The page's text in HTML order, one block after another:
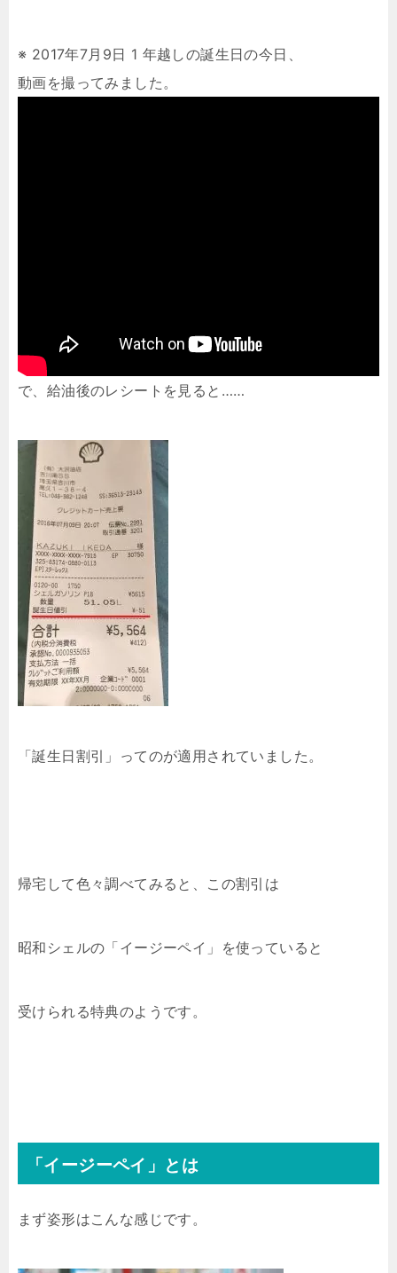
※ 2017年7月9日 1 年越しの誕生日の今日、
動画を撮ってみました。
で、給油後のレシートを見ると……
「誕生日割引」ってのが適用されていました。
帰宅して色々調べてみると、この割引は
昭和シェルの「イージーペイ」を使っていると
受けられる特典のようです。
「イージーペイ」とは
まず姿形はこんな感じです。